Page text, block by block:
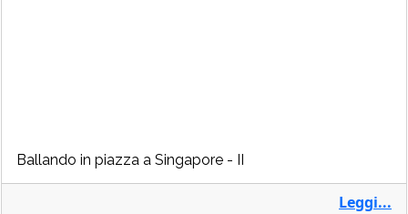
Ballando in piazza a Singapore - II
Leggi...